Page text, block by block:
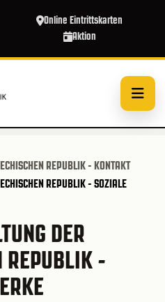
Online Eintrittskarten
Aktion
REPUBLIK - KONTAKT
REPUBLIK - SOZIALE
DER
REPUBLIK -